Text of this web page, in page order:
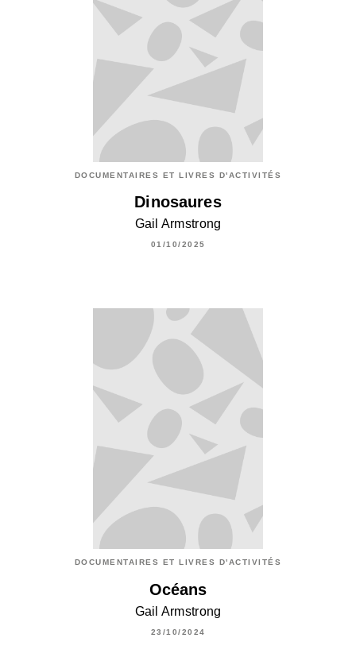
DOCUMENTAIRES ET LIVRES D'ACTIVITÉS
Dinosaures
Gail Armstrong
01/10/2025
DOCUMENTAIRES ET LIVRES D'ACTIVITÉS
Océans
Gail Armstrong
23/10/2024